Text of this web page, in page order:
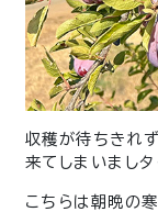
収穫が待ちきれ
来てしまいまし
こちらは朝晩の